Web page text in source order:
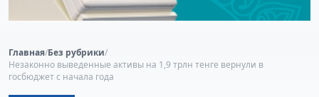
Главная/Без рубрики/
Незаконно выведенные активы на 1,9 трлн тенге вернули в
госбюджет с начала года